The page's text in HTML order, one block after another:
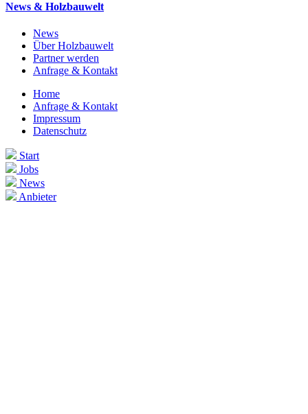
News & Holzbauwelt
News
Über Holzbauwelt
Partner werden
Anfrage & Kontakt
Home
Anfrage & Kontakt
Impressum
Datenschutz
Start
Jobs
News
Anbieter